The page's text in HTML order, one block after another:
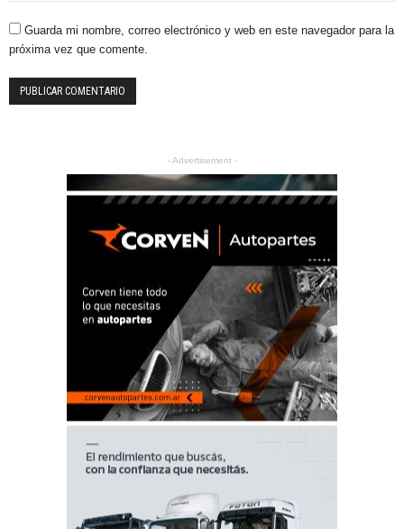
Guarda mi nombre, correo electrónico y web en este navegador para la
próxima vez que comente.
- Advertisement -